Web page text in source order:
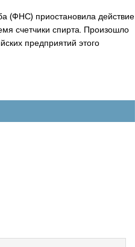
(ФНС) приостановила действие
счетчики спирта. Произошло
предприятий этого